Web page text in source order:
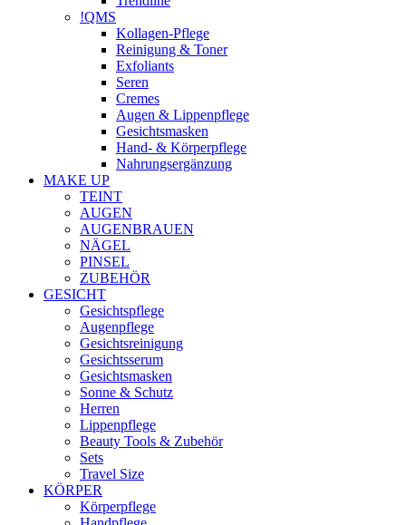
!QMS
Kollagen-Pflege
Reinigung & Toner
Exfoliants
Seren
Cremes
Augen & Lippenpflege
Gesichtsmasken
Hand- & Körperpflege
Nahrungsergänzung
MAKE UP
TEINT
AUGEN
AUGENBRAUEN
NÄGEL
PINSEL
ZUBEHÖR
GESICHT
Gesichtspflege
Augenpflege
Gesichtsreinigung
Gesichtsserum
Gesichtsmasken
Sonne & Schutz
Herren
Lippenpflege
Beauty Tools & Zubehör
Sets
Travel Size
KÖRPER
Körperpflege